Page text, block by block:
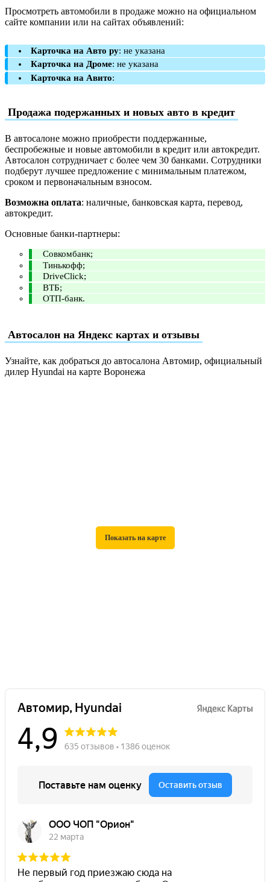
Просмотреть автомобили в продаже можно на официальном
сайте компании или на сайтах объявлений:
Карточка на Авто ру: не указана
Карточка на Дроме: не указана
Карточка на Авито:
Продажа подержанных и новых авто в кредит
В автосалоне можно приобрести поддержанные,
беспробежные и новые автомобили в кредит или автокредит.
Автосалон сотрудничает с более чем 30 банками. Сотрудники
подберут лучшее предложение с минимальным платежом,
сроком и первоначальным взносом.
Возможна оплата: наличные, банковская карта, перевод,
автокредит.
Основные банки-партнеры:
Совкомбанк;
Тинькофф;
DriveClick;
ВТБ;
ОТП-банк.
Автосалон на Яндекс картах и отзывы
Узнайте, как добраться до автосалона Автомир, официальный
дилер Hyundai на карте Воронежа